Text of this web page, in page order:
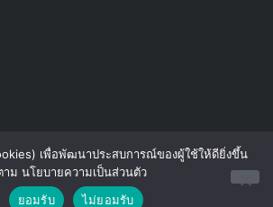
เพื่อพัฒนาประสบการณ์ของผู้ใช้ให้ดียิ่งขึ้น
าม นโยบายความเป็นส่วนตัว
ยอมรับ
ไม่ยอมรับ
Contact us